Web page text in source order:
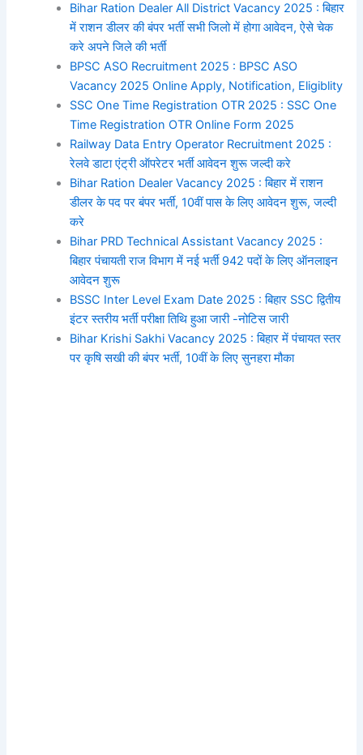
Bihar Ration Dealer All District Vacancy 2025 : बिहार
में राशन डीलर की बंपर भर्ती सभी जिलो में होगा आवेदन, ऐसे चेक
करे अपने जिले की भर्ती
BPSC ASO Recruitment 2025 : BPSC ASO
Vacancy 2025 Online Apply, Notification, Eligiblity
SSC One Time Registration OTR 2025 : SSC One
Time Registration OTR Online Form 2025
Railway Data Entry Operator Recruitment 2025 :
रेलवे डाटा एंट्री ऑपरेटर भर्ती आवेदन शुरू जल्दी करे
Bihar Ration Dealer Vacancy 2025 : बिहार में राशन
डीलर के पद पर बंपर भर्ती, 10वीं पास के लिए आवेदन शुरू, जल्दी
करे
Bihar PRD Technical Assistant Vacancy 2025 :
बिहार पंचायती राज विभाग में नई भर्ती 942 पदों के लिए ऑनलाइन
आवेदन शुरू
BSSC Inter Level Exam Date 2025 : बिहार SSC द्वितीय
इंटर स्तरीय भर्ती परीक्षा तिथि हुआ जारी -नोटिस जारी
Bihar Krishi Sakhi Vacancy 2025 : बिहार में पंचायत स्तर
पर कृषि सखी की बंपर भर्ती, 10वीं के लिए सुनहरा मौका